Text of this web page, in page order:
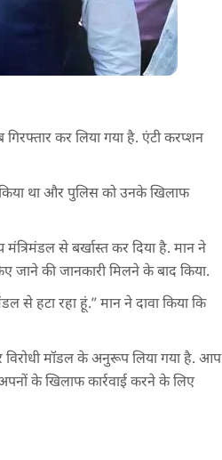
कर लिया गया है. एंटी करप्शन
किया था और पुलिस को उनके खिलाफ
से बर्खास्त कर दिया है. मान ने
जाने की जानकारी मिलने के बाद किया.
से हटा रहा हूं.” मान ने दावा किया कि
विरोधी मॉडल के अनुरूप लिया गया है. आप
अपनों के खिलाफ कार्रवाई करने के लिए